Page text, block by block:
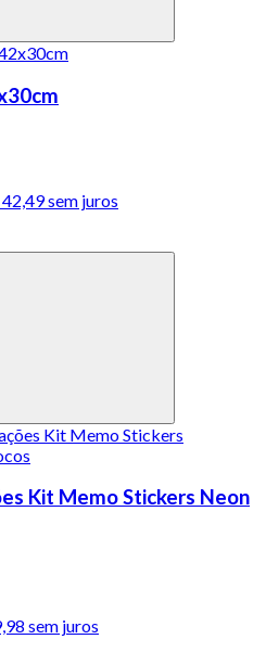
sem juros
Kit Memo Stickers Neon
sem juros